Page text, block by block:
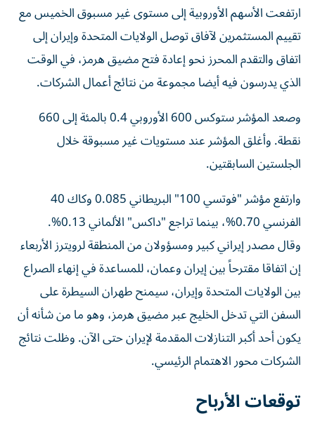
ارتفعت الأسهم الأوروبية إلى مستوى غير مسبوق الخميس مع
تقييم المستثمرين لآفاق توصل الولايات المتحدة وإيران إلى
اتفاق ‌والتقدم المحرز نحو إعادة فتح مضيق هرمز، في الوقت
الذي ​يدرسون فيه ⁠أيضا مجموعة من نتائج أعمال الشركات.
وصعد ‌المؤشر ستوكس 600 الأوروبي ‌0.4 بالمئة إلى 660
نقطة. وأغلق المؤشر عند مستويات غير مسبوقة خلال
الجلستين السابقتين.
وارتفع مؤشر "فوتسي 100" البريطاني 0.085 وكاك 40
الفرنسي 0.70%، بينما تراجع "داكس" الألماني 0.13%.
وقال مصدر إيراني ‌كبير ومسؤولان من المنطقة لرويترز الأربعاء
إن اتفاقا مقترحاً بين ⁠إيران وعمان، للمساعدة في إنهاء الصراع
بين الولايات المتحدة وإيران، سيمنح طهران السيطرة على
السفن التي تدخل الخليج عبر مضيق هرمز، وهو ما من شأنه أن
يكون أحد أكبر التنازلات المقدمة لإيران حتى الآن. وظلت نتائج
الشركات محور الاهتمام الرئيسي.
توقعات الأرباح